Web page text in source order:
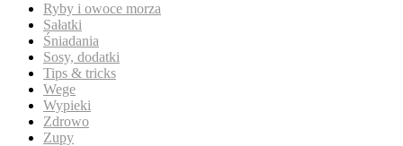
Ryby i owoce morza
Sałatki
Śniadania
Sosy, dodatki
Tips & tricks
Wege
Wypieki
Zdrowo
Zupy